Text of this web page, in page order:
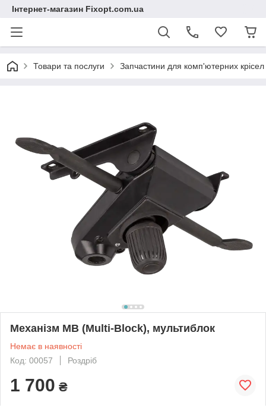
Інтернет-магазин Fixopt.com.ua
Товари та послуги Запчастини для комп'ютерних крісел
Механізм MB (Multi-Block), мультиблок
Немає в наявності
Код: 00057
Роздріб
1 700 ₴